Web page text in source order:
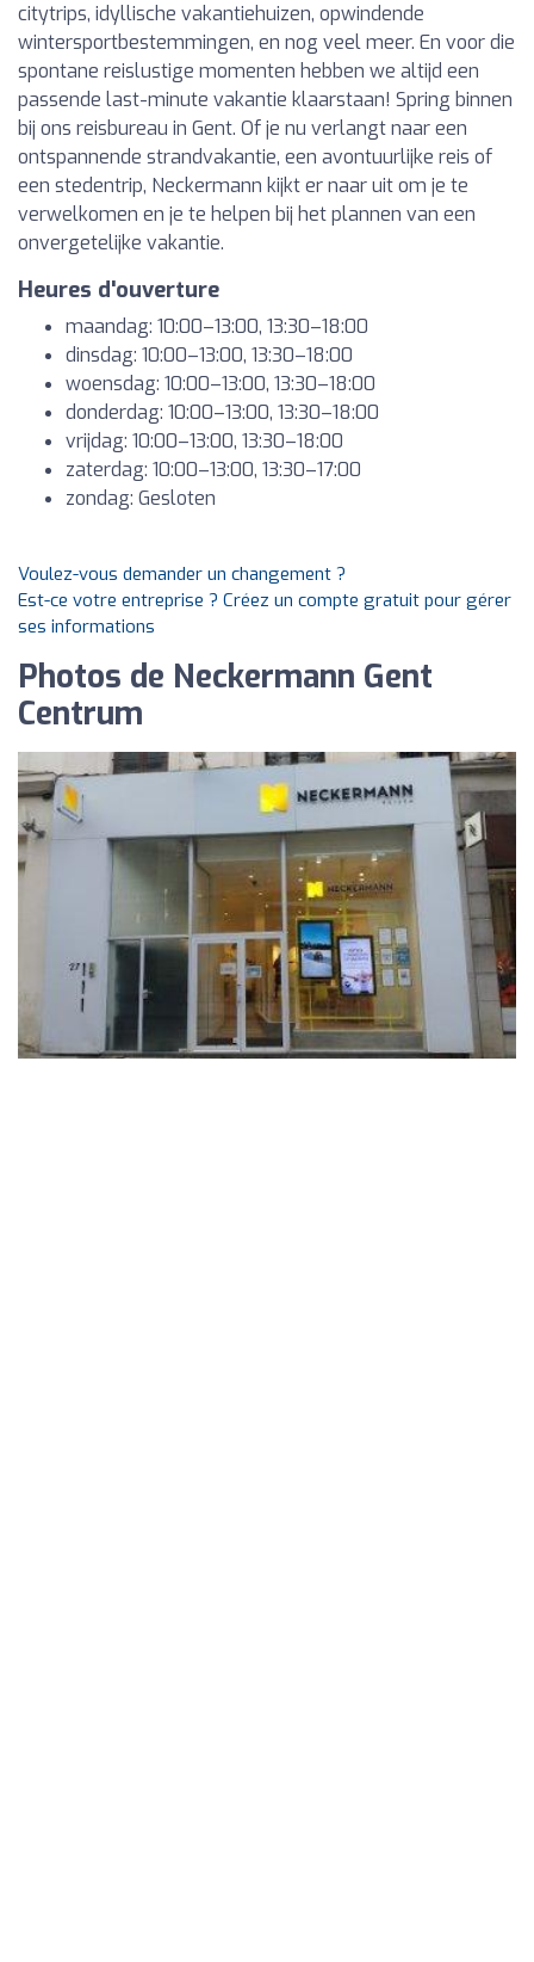
citytrips, idyllische vakantiehuizen, opwindende
wintersportbestemmingen, en nog veel meer. En voor die
spontane reislustige momenten hebben we altijd een
passende last-minute vakantie klaarstaan! Spring binnen
bij ons reisbureau in Gent. Of je nu verlangt naar een
ontspannende strandvakantie, een avontuurlijke reis of
een stedentrip, Neckermann kijkt er naar uit om je te
verwelkomen en je te helpen bij het plannen van een
onvergetelijke vakantie.
Heures d'ouverture
maandag: 10:00–13:00, 13:30–18:00
dinsdag: 10:00–13:00, 13:30–18:00
woensdag: 10:00–13:00, 13:30–18:00
donderdag: 10:00–13:00, 13:30–18:00
vrijdag: 10:00–13:00, 13:30–18:00
zaterdag: 10:00–13:00, 13:30–17:00
zondag: Gesloten
Voulez-vous demander un changement ?
Est-ce votre entreprise ? Créez un compte gratuit pour gérer
ses informations
Photos de Neckermann Gent
Centrum